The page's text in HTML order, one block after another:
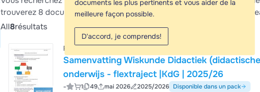
documents les plus pertinents et vous aider de la
meilleure façon possible.
D'accord, je comprends!
trouverez 8 documents pour vous aider à réviser pour
All8résultats
Resume
Samenvatting Wiskunde Didactiek
onderwijs - flextraject |KdG | 2025/26
- 1 49 mai 2026 2025/2026 Disponible dans un pack